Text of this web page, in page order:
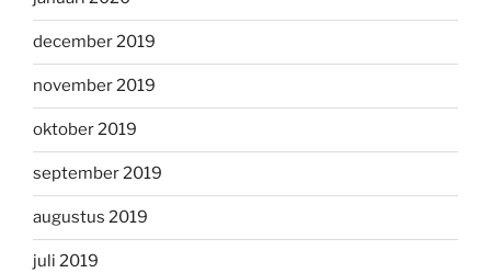
december 2019
november 2019
oktober 2019
september 2019
augustus 2019
juli 2019